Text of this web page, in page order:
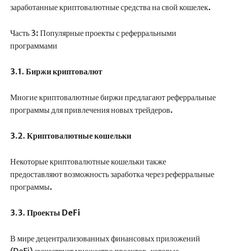
заработанные криптовалютные средства на свой кошелек.
Часть 3: Популярные проекты с реферральными
программами
3.1. Биржи криптовалют
Многие криптовалютные биржи предлагают реферральные
программы для привлечения новых трейдеров.
3.2. Криптовалютные кошельки
Некоторые криптовалютные кошельки также
предоставляют возможность заработка через реферральные
программы.
3.3. Проекты DeFi
В мире децентрализованных финансовых приложений